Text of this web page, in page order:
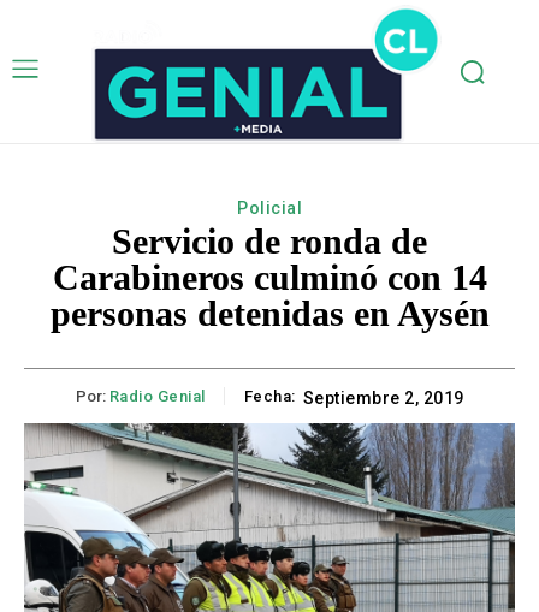
Policial
Servicio de ronda de
Carabineros culminó con 14
personas detenidas en Aysén
Por: Radio Genial Fecha: Septiembre 2, 2019